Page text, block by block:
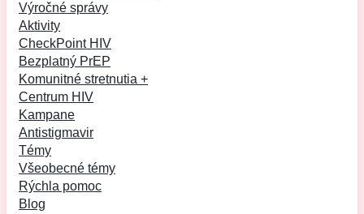
Výročné správy
Aktivity
CheckPoint HIV
Bezplatný PrEP
Komunitné stretnutia +
Centrum HIV
Kampane
Antistigmavir
Témy
Všeobecné témy
Rýchla pomoc
Blog